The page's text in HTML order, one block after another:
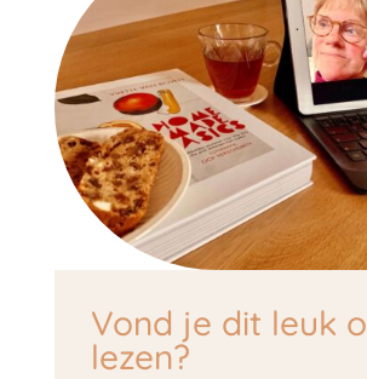
Vond je dit leuk
lezen?